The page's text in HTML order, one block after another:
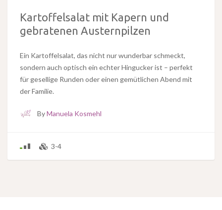
Kartoffelsalat mit Kapern und
gebratenen Austernpilzen
Ein Kartoffelsalat, das nicht nur wunderbar schmeckt,
sondern auch optisch ein echter Hingucker ist – perfekt
für gesellige Runden oder einen gemütlichen Abend mit
der Familie.
ByManuela Kosmehl
3-4